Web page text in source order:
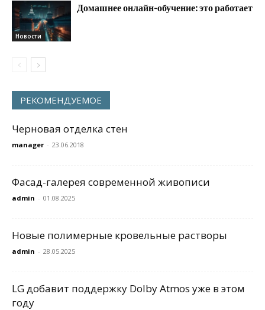
Новости
Домашнее онлайн-обучение: это работает
РЕКОМЕНДУЕМОЕ
Черновая отделка стен
manager - 23.06.2018
Фасад-галерея современной живописи
admin - 01.08.2025
Новые полимерные кровельные растворы
admin - 28.05.2025
LG добавит поддержку Dolby Atmos уже в этом
году